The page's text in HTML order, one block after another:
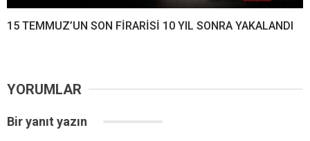
15 TEMMUZ’UN SON FİRARİSİ 10 YIL SONRA YAKALANDI
YORUMLAR
Bir yanıt yazın